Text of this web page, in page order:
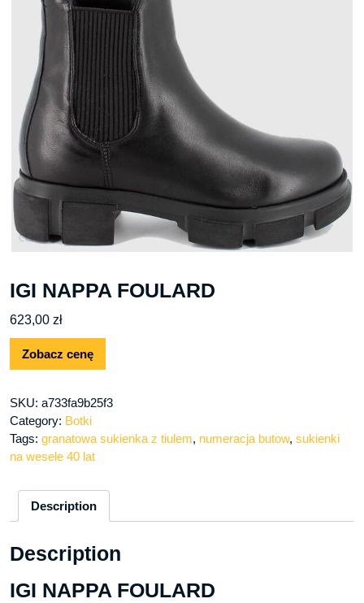
IGI NAPPA FOULARD
623,00 zł
Zobacz cenę
SKU: a733fa9b25f3
Category: Botki
Tags: granatowa sukienka z tiulem, numeracja butow, sukienki
na wesele 40 lat
Description
Description
IGI NAPPA FOULARD